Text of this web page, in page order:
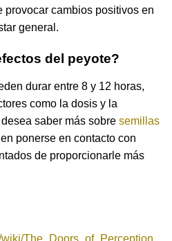
provocar cambios positivos en
general.
del peyote?
durar entre 8 y 12 horas,
como la dosis y la
saber más sobre semillas
ponerse en contacto con
de proporcionarle más
The_Doors_of_Perception